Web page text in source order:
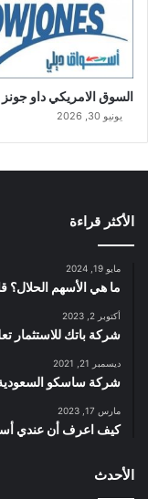
السوق الامريكي داو جونز
يونيو 30, 2026
الأكثر قراءة
مايو 19, 2024
ما هي الأسهم الحلال؟
أكتوبر 2, 2023
شركة باتك للاستثمار
ديسمبر 21, 2021
شركة ساسكو
مارس 17, 2023
كيف اعرف أن عندي
الأحدث